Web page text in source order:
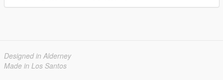
Designed in Alderney
Made in Los Santos